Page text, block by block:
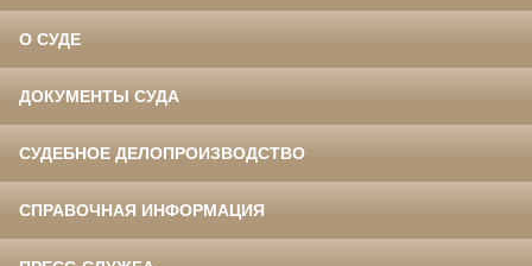
О СУДЕ
ДОКУМЕНТЫ СУДА
СУДЕБНОЕ ДЕЛОПРОИЗВОДСТВО
СПРАВОЧНАЯ ИНФОРМАЦИЯ